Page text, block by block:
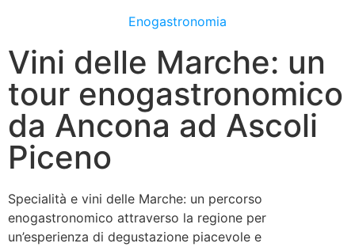
Enogastronomia
Vini delle Marche: un
tour enogastronomico
da Ancona ad Ascoli
Piceno
Specialità e vini delle Marche: un percorso
enogastronomico attraverso la regione per
un’esperienza di degustazione piacevole e